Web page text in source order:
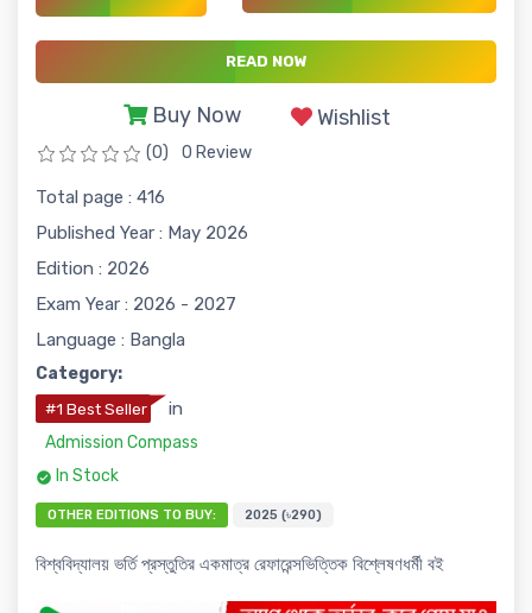
READ NOW
Buy Now Wishlist
(0) 0 Review
Total page : 416
Published Year : May 2026
Edition : 2026
Exam Year : 2026 - 2027
Language : Bangla
Category:
#1 Best Seller in
Admission Compass
In Stock
OTHER EDITIONS TO BUY: 2025 (৳290)
বিশ্ববিদ্যালয় ভর্তি প্রস্তুতির একমাত্র রেফারেন্সভিত্তিক বিশ্লেষণধর্মী বই